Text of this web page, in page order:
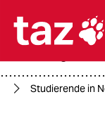

krieg in der
Studierende in